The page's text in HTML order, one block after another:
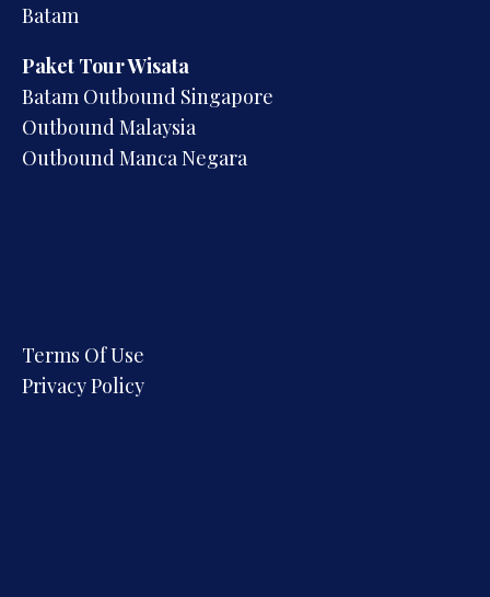
Batam
Paket Tour Wisata
Batam Outbound Singapore
Outbound Malaysia
Outbound Manca Negara
Terms Of Use
Privacy Policy